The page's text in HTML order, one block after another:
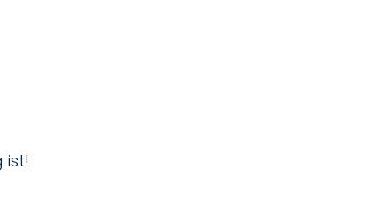
ist!